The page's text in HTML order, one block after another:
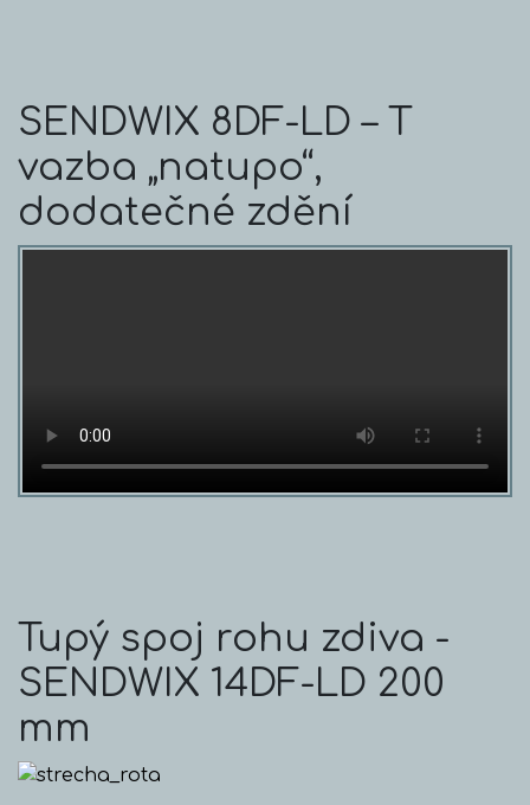
SENDWIX 8DF-LD – T
vazba „natupo“,
dodatečné zdění
Tupý spoj rohu zdiva -
SENDWIX 14DF-LD 200
mm